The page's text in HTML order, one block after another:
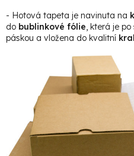
- Hotová tapeta je navinuta na
do bublinkové fólie, která je
páskou a vložena do kvalitní